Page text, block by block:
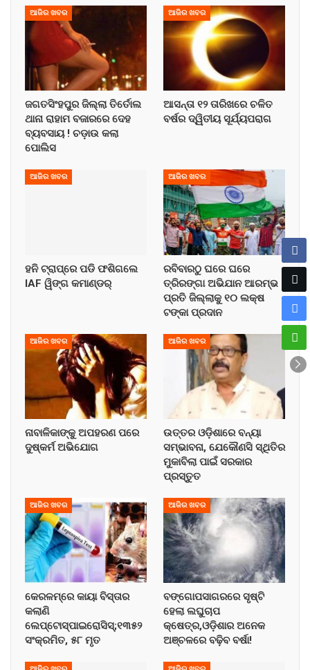
ଆଜିର ଖବର
ଜଗତସିଂହପୁର ଜିଲ୍ଲା ତିର୍ତୋଲ
ଥାନା ରାହାମ ବଜାରରେ ଦେହ
ବ୍ୟବସାୟ ! ଚଡ଼ାଉ କଲା
ପୋଲିସ
ଆଜିର ଖବର
ଆସନ୍ତା ୧୨ ତାରିଖରେ ଚଳିତ
ବର୍ଷର ଦ୍ୱିତୀୟ ସୂର୍ଯ୍ୟପରାଗ
ଆଜିର ଖବର
ହନି ଟ୍ରାପ୍‌ରେ ପଡି ଫଶିଗଲେ
IAF ୱିଙ୍ଗ କମାଣ୍ଡର୍
ଆଜିର ଖବର
ରବିବାରଠୁ ଘରେ ଘରେ
ତ୍ରିରଙ୍ଗା ଅଭିଯାନ ଆରମ୍ଭ !
ପ୍ରତି ଜିଲ୍ଲାକୁ ୧୦ ଲକ୍ଷ
ଟଙ୍କା ପ୍ରଦାନ
ଆଜିର ଖବର
ନାବାଳିକାଙ୍କୁ ଅପହରଣ ପରେ
ଦୁଷ୍କର୍ମ ଅଭିଯୋଗ
ଆଜିର ଖବର
ଉତ୍ତର ଓଡ଼ିଶାରେ ବନ୍ୟା
ସମ୍ଭାବନା, ଯେକୌଣସି ସ୍ଥିତିର
ମୁକାବିଲା ପାଇଁ ସରକାର
ପ୍ରସ୍ତୁତ
ଆଜିର ଖବର
କେରଳମ୍‌ରେ କାୟା ବିସ୍ତାର
କଲାଣି
ଲେପ୍ଟୋସ୍ପାଇରୋସିସ୍;୧୩୫୨
ସଂକ୍ରମିତ, ୫୮ ମୃତ
ଆଜିର ଖବର
ବଙ୍ଗୋପସାଗରରେ ସୃଷ୍ଟି
ହେଲା ଲଘୁଚାପ
କ୍ଷେତ୍ର,ଓଡ଼ିଶାର ଅନେକ
ଅଞ୍ଚଳରେ ବଢ଼ିବ ବର୍ଷା!